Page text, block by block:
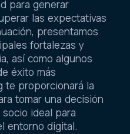
para generar
las expectativas
presentamos
fortalezas y
así como algunos
éxito más
te proporcionará la
tomar una decisión
ideal para
entorno digital.